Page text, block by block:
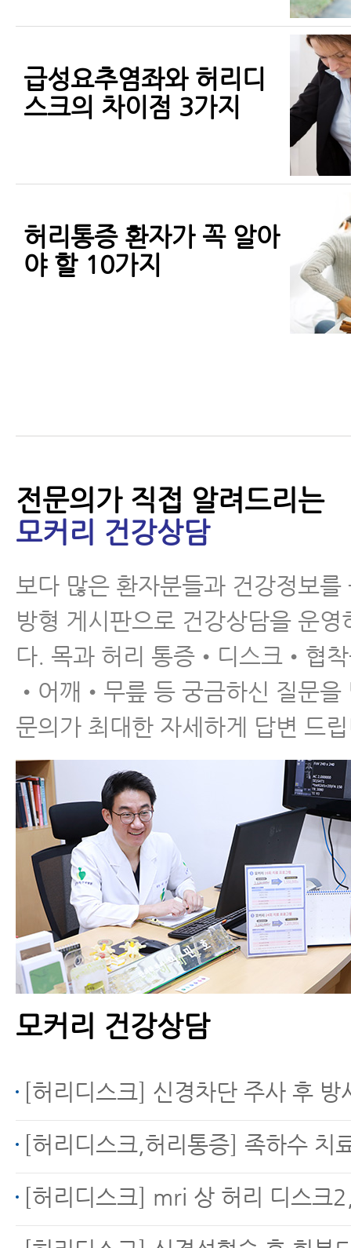
급성요추염좌와 허리디
스크의 차이점 3가지
허리통증 환자가 꼭 알아
야 할 10가지
급성요추염좌의 원인, 증
상, 치료방법
허리근육통의 원인과 종
류
실손보험적용 가능한 한
•양방협진 허리통증 치
료 프로그램
허리통증의 원인, 대처방
허리아플때운동, 무조건
해야 되는 3가지
전문의가 직접 알려드리는
모커리 건강상담
보다 많은 환자분들과 건강정보를
방형 게시판으로 건강상담을 운영
다. 목과 허리 통증•디스크•협
•어깨•무릎 등 궁금하신 질문을
문의가 최대한 자세하게 답변 드
모커리 건강상담
[허리디스크] 신경차단 주사 후 방
[허리디스크,허리통증] 족하수 치
[허리디스크] mri 상 허리 디스크2,3번 사이 파열 수액 흘러 왼쪽다리 무릎주변, 허벅